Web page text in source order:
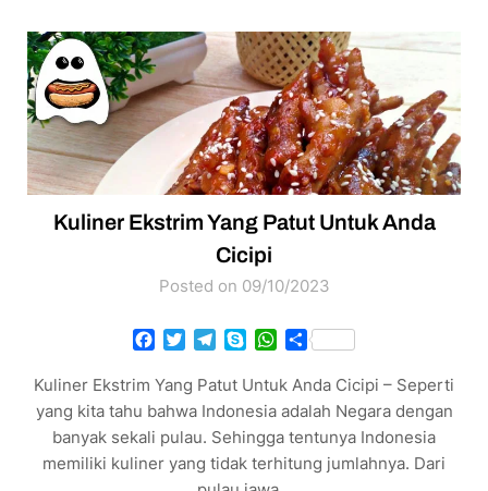
Kuliner Ekstrim Yang Patut Untuk Anda
Cicipi
Posted on 09/10/2023
Facebook
TwitterTelegram
SkypeWhatsApp
Share
Kuliner Ekstrim Yang Patut Untuk Anda Cicipi – Seperti
yang kita tahu bahwa Indonesia adalah Negara dengan
banyak sekali pulau. Sehingga tentunya Indonesia
memiliki kuliner yang tidak terhitung jumlahnya. Dari